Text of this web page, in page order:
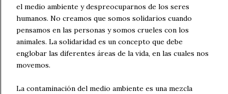
el medio ambiente y despreocuparnos de los seres
humanos. No creamos que somos solidarios cuando
pensamos en las personas y somos crueles con los
animales. La solidaridad es un concepto que debe
englobar las diferentes áreas de la vida, en las cuales nos
movemos.
La contaminación del medio ambiente es una mezcla